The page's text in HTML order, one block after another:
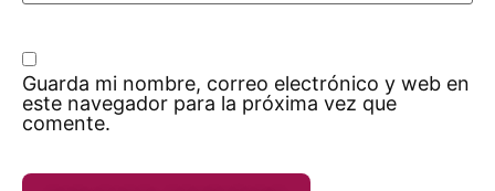
Guarda mi nombre, correo electrónico y web en
este navegador para la próxima vez que
comente.